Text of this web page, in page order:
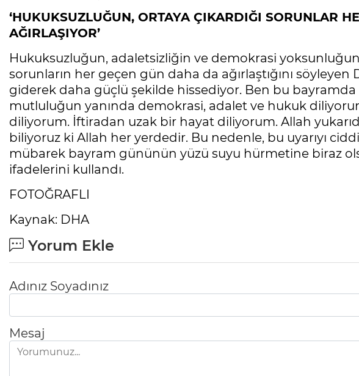
‘HUKUKSUZLUĞUN, ORTAYA ÇIKARDIĞI SORUNLAR
AĞIRLAŞIYOR’
Hukuksuzluğun, adaletsizliğin ve demokrasi
sorunların her geçen gün daha da ağırlaştığını
giderek daha güçlü şekilde hissediyor. Ben bu
mutluluğun yanında demokrasi, adalet ve hukuk
diliyorum. İftiradan uzak bir hayat diliyorum. Allah
biliyoruz ki Allah her yerdedir. Bu nedenle, bu uyarıyı
mübarek bayram gününün yüzü suyu hürmetine biraz
ifadelerini kullandı.
FOTOĞRAFLI
Kaynak: DHA
Yorum Ekle
Adınız Soyadınız
Mesaj